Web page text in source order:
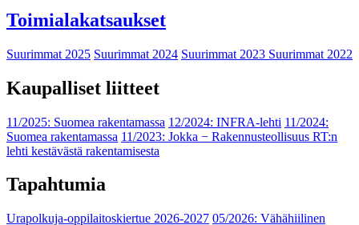
Toimialakatsaukset
Suurimmat 2025 Suurimmat 2024 Suurimmat 2023 Suurimmat 2022
Kaupalliset liitteet
11/2025: Suomea rakentamassa 12/2024: INFRA-lehti 11/2024:
Suomea rakentamassa 11/2023: Jokka − Rakennusteollisuus RT:n
lehti kestävästä rakentamisesta
Tapahtumia
Urapolkuja-oppilaitoskiertue 2026-2027 05/2026: Vähähiilinen